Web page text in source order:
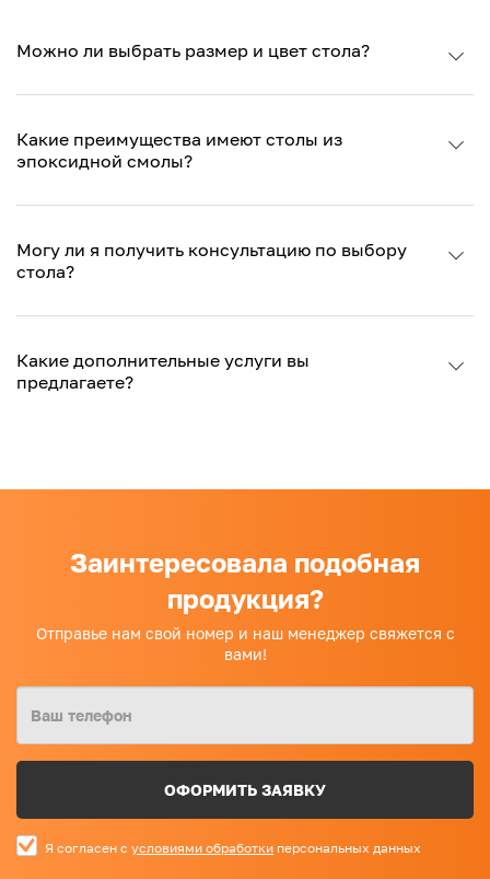
Можно ли выбрать размер и цвет стола?
Какие преимущества имеют столы из
эпоксидной смолы?
Могу ли я получить консультацию по выбору
стола?
Какие дополнительные услуги вы
предлагаете?
Заинтересовала подобная
продукция?
Отправье нам свой номер и наш менеджер свяжется с
вами!
ОФОРМИТЬ ЗАЯВКУ
Я согласен сусловиями обработки персональных данных